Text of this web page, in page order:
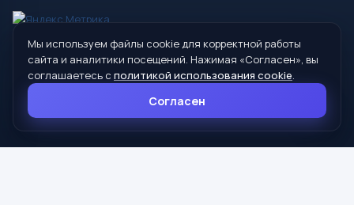
© 2026 Управление образования Администрации МО
Сухой Лог
624800, Свердловская область, г. Сухой Лог, ул. Кирова, дом 7
8 (34373) 4-33-85
Мы используем файлы cookie для корректной работы
сайта и аналитики посещений. Нажимая «Согласен», вы
соглашаетесь с политикой использования cookie.
Согласен